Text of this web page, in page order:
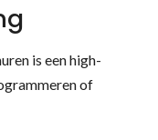
is een high-
of